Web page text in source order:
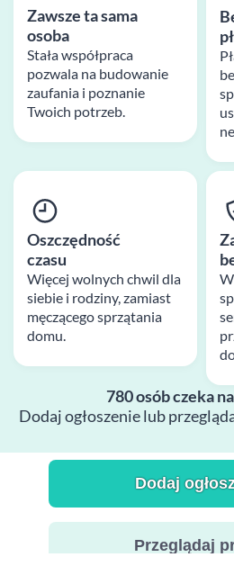
Zawsze ta sama
osoba
Stała współpraca
pozwala na budowanie
zaufania i poznanie
Twoich potrzeb.
Oszczędność
czasu
Więcej wolnych chwil dla
siebie i rodziny, zamiast
męczącego sprzątania
domu.
780 osób czeka
Dodaj ogłoszenie lub
Dodaj
Przeglądaj